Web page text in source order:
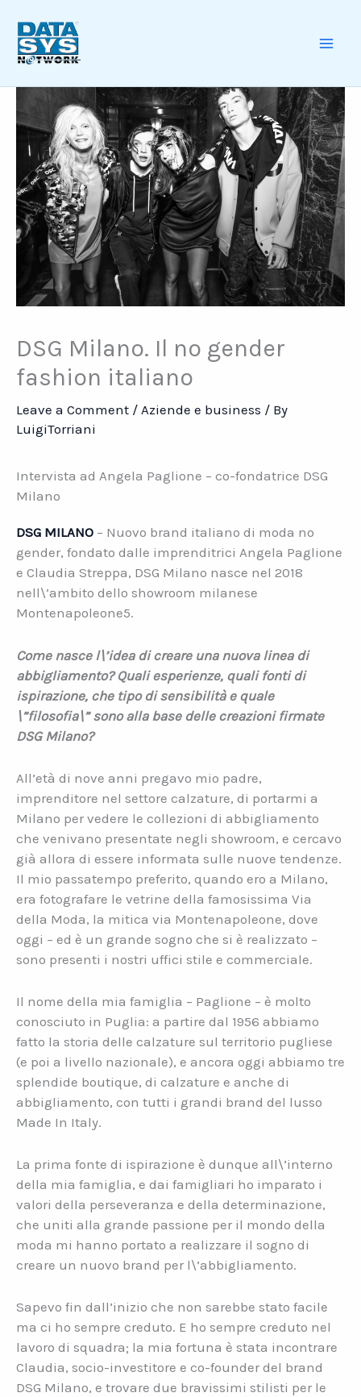
content
DSG Milano. Il no gender
fashion italiano
Leave a Comment / Aziende e business / By
LuigiTorriani
Intervista ad Angela Paglione – co-fondatrice DSG
Milano
DSG MILANO – Nuovo brand italiano di moda no
gender, fondato dalle imprenditrici Angela Paglione
e Claudia Streppa, DSG Milano nasce nel 2018
nell\’ambito dello showroom milanese
Montenapoleone5.
Come nasce l\’idea di creare una nuova linea di
abbigliamento? Quali esperienze, quali fonti di
ispirazione, che tipo di sensibilità e quale
\”filosofia\” sono alla base delle creazioni firmate
DSG Milano?
All’età di nove anni pregavo mio padre,
imprenditore nel settore calzature, di portarmi a
Milano per vedere le collezioni di abbigliamento
che venivano presentate negli showroom, e cercavo
già allora di essere informata sulle nuove tendenze.
Il mio passatempo preferito, quando ero a Milano,
era fotografare le vetrine della famosissima Via
della Moda, la mitica via Montenapoleone, dove
oggi – ed è un grande sogno che si è realizzato –
sono presenti i nostri uffici stile e commerciale.
Il nome della mia famiglia – Paglione – è molto
conosciuto in Puglia: a partire dal 1956 abbiamo
fatto la storia delle calzature sul territorio pugliese
(e poi a livello nazionale), e ancora oggi abbiamo tre
splendide boutique, di calzature e anche di
abbigliamento, con tutti i grandi brand del lusso
Made In Italy.
La prima fonte di ispirazione è dunque all\’interno
della mia famiglia, e dai famigliari ho imparato i
valori della perseveranza e della determinazione,
che uniti alla grande passione per il mondo della
moda mi hanno portato a realizzare il sogno di
creare un nuovo brand per l\’abbigliamento.
Sapevo fin dall’inizio che non sarebbe stato facile
ma ci ho sempre creduto. E ho sempre creduto nel
lavoro di squadra; la mia fortuna è stata incontrare
Claudia, socio-investitore e co-founder del brand
DSG Milano, e trovare due bravissimi stilisti per le